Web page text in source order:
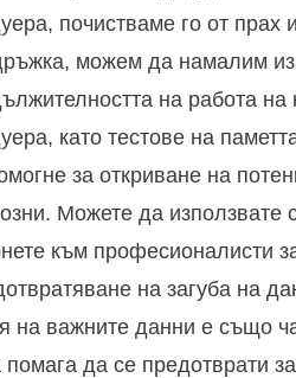
почистваме го от
можем да намалим
на работа
като тестове на
за откриване на
Можете да използвате
към професионалисти
на загуба на
на важните данни е също
помага да се предотврати